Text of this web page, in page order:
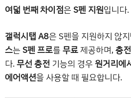
여덟 번째 차이점은S펜 지원입니다.
갤럭시탭 A8은 S펜을 지원하지 않
스는S펜 프로를무료제공하며,충
다.무선 충전 기능의 경우원거리에
에어액션을 사용할 때 필요합니다.